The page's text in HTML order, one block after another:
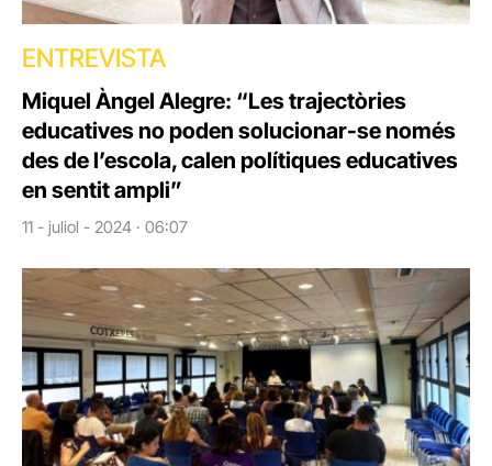
ENTREVISTA
Miquel Àngel Alegre: “Les trajectòries
educatives no poden solucionar-se només
des de l’escola, calen polítiques educatives
en sentit ampli”
11 - juliol - 2024 · 06:07